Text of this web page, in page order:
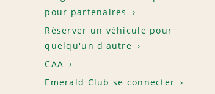
pour partenaires
Réserver un véhicule pour
quelqu'un d'autre
CAA
Emerald Club se connecter